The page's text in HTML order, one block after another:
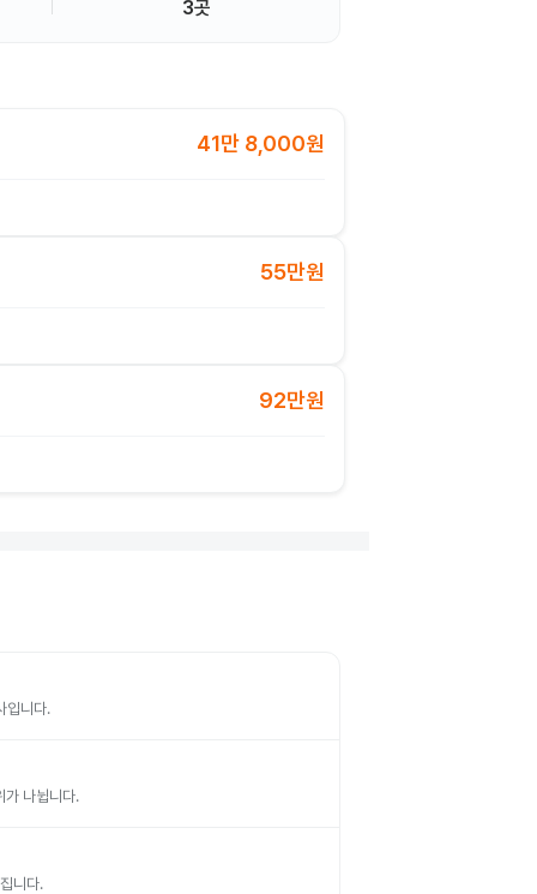
3곳
41만 8,000원
55만원
92만원
입니다.
가 나뉩니다.
니다.